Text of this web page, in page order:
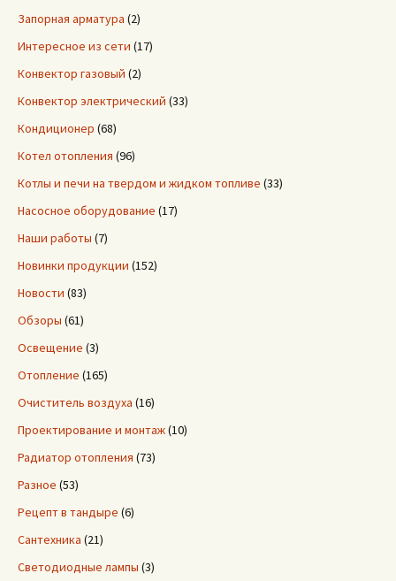
Запорная арматура (2)
Интересное из сети (17)
Конвектор газовый (2)
Конвектор электрический (33)
Кондиционер (68)
Котел отопления (96)
Котлы и печи на твердом и жидком топливе (33)
Насосное оборудование (17)
Наши работы (7)
Новинки продукции (152)
Новости (83)
Обзоры (61)
Освещение (3)
Отопление (165)
Очиститель воздуха (16)
Проектирование и монтаж(10)
Радиатор отопления (73)
Разное (53)
Рецепт в тандыре (6)
Сантехника (21)
Светодиодные лампы (3)